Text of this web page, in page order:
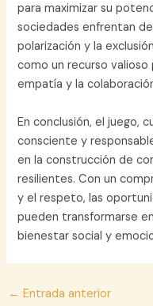
para maximizar su
sociedades enfrentan
polarización y la
como un recurso
empatía y la
En conclusión, el juego,
consciente y
en la construcción de
resilientes. Con un
y el respeto, las
pueden transformarse
bienestar social y
Navegación
← Entrada anterior